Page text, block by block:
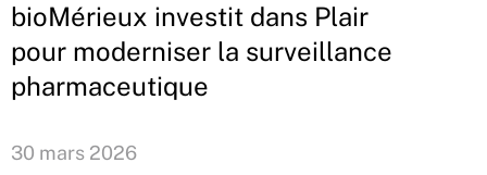
bioMérieux investit dans Plair
pour moderniser la surveillance
pharmaceutique
30 mars 2026